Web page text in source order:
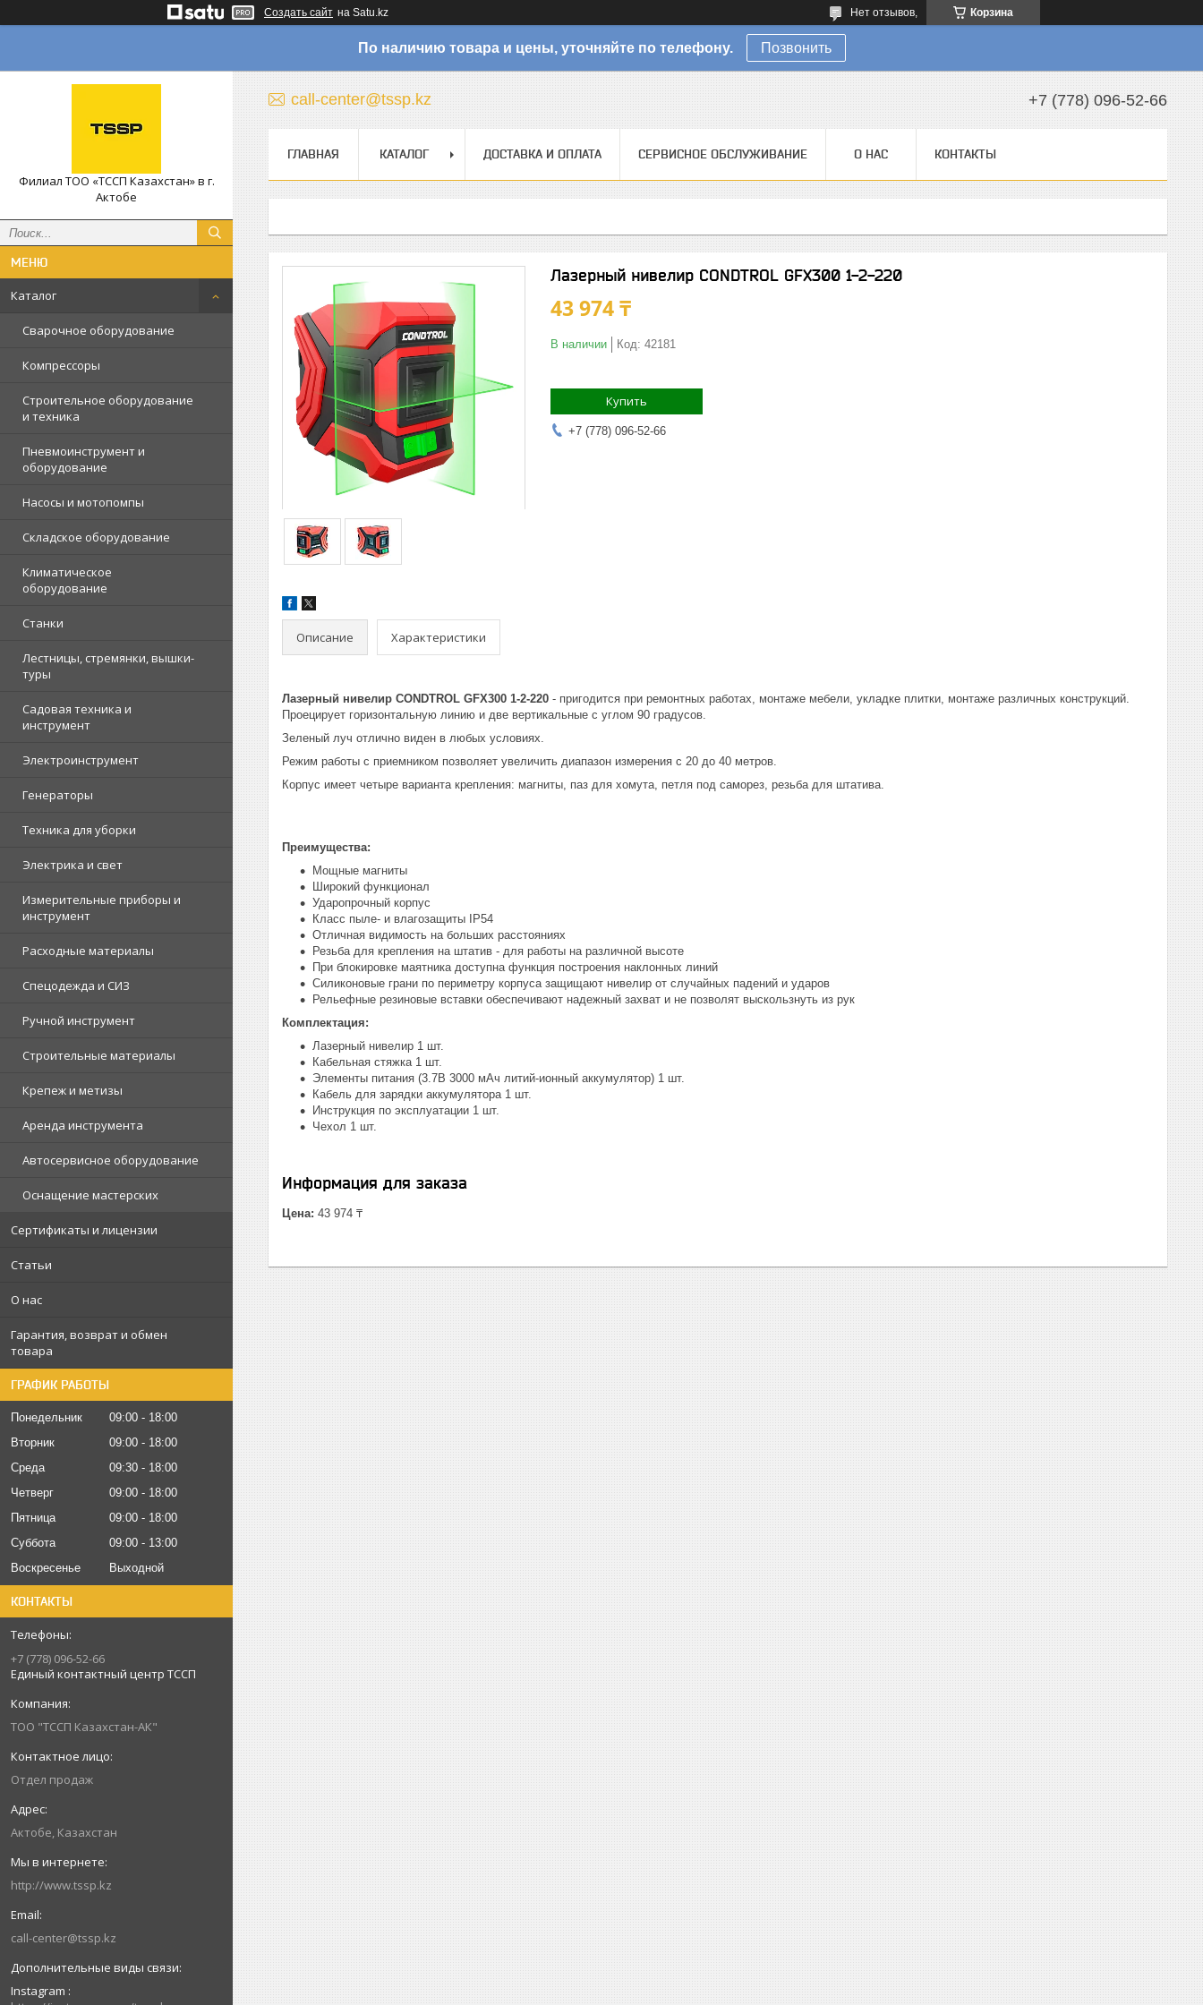
Создать сайт на Satu.kz Корзина
Нет отзывов,
По наличию товара и цены, уточняйте по телефону. Позвонить
Филиал ТОО «ТССП Казахстан» в г.
Актобе
Каталог
Сварочное оборудование
Компрессоры
Строительное оборудование
и техника
Пневмоинструмент и
оборудование
Насосы и мотопомпы
Складское оборудование
Климатическое
оборудование
Станки
Лестницы, стремянки, вышки-
туры
Садовая техника и
инструмент
Электроинструмент
Генераторы
Техника для уборки
Электрика и свет
Измерительные приборы и
инструмент
Расходные материалы
Спецодежда и СИЗ
Ручной инструмент
Строительные материалы
Крепеж и метизы
Аренда инструмента
Автосервисное оборудование
Оснащение мастерских
Сертификаты и лицензии
Статьи
О нас
Гарантия, возврат и обмен
товара
ГРАФИК РАБОТЫ
Понедельник 09:00
18:00
Вторник
09:00
18:00
Среда
09:30
18:00
Четверг
09:00
18:00
Пятница
09:00
18:00
Суббота
09:00
13:00
Воскресенье
Выходной
КОНТАКТЫ
+7 (778) 096-52-66
Единый контактный центр ТССП
ТОО "ТССП Казахстан-АК"
Отдел продаж
Актобе, Казахстан
http://www.tssp.kz
call-center@tssp.kz
Instagram
call-center@tssp.kz +7 (778) 096-52-66
ГЛАВНАЯ КАТАЛОГ ДОСТАВКА И ОПЛАТА СЕРВИСНОЕ ОБСЛУЖИВАНИЕ О НАС КОНТАКТЫ
Лазерный нивелир CONDTROL GFX300 1-2-220
43 974 ₸
В наличии Код: 42181
Купить
+7 (778) 096-52-66
Описание Характеристики
Лазерный нивелир CONDTROL GFX300 1-2-220 - пригодится при ремонтных работах, монтаже мебели, укладке плитки, монтаже различных конструкций.
Проецирует горизонтальную линию и две вертикальные с углом 90 градусов.
Зеленый луч отлично виден в любых условиях.
Режим работы с приемником позволяет увеличить диапазон измерения с 20 до 40 метров.
Корпус имеет четыре варианта крепления: магниты, паз для хомута, петля под саморез, резьба для штатива.
Преимущества:
Мощные магниты
Широкий функционал
Ударопрочный корпус
Класс пыле- и влагозащиты IP54
Отличная видимость на больших расстояниях
Резьба для крепления на штатив - для работы на различной высоте
При блокировке маятника доступна функция построения наклонных линий
Силиконовые грани по периметру корпуса защищают нивелир от случайных падений и ударов
Рельефные резиновые вставки обеспечивают надежный захват и не позволят выскользнуть из рук
Комплектация:
Лазерный нивелир 1 шт.
Кабельная стяжка 1 шт.
Элементы питания (3.7В 3000 мАч литий-ионный аккумулятор) 1 шт.
Кабель для зарядки аккумулятора 1 шт.
Инструкция по эксплуатации 1 шт.
Чехол 1 шт.
Информация для заказа
Цена: 43 974 ₸